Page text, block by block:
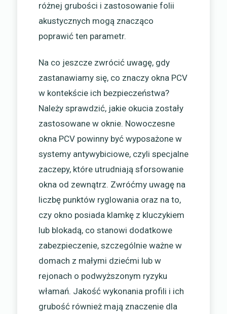
różnej grubości i zastosowanie folii
akustycznych mogą znacząco
poprawić ten parametr.
Na co jeszcze zwrócić uwagę, gdy
zastanawiamy się, co znaczy okna PCV
w kontekście ich bezpieczeństwa?
Należy sprawdzić, jakie okucia zostały
zastosowane w oknie. Nowoczesne
okna PCV powinny być wyposażone w
systemy antywybiciowe, czyli specjalne
zaczepy, które utrudniają sforsowanie
okna od zewnątrz. Zwróćmy uwagę na
liczbę punktów ryglowania oraz na to,
czy okno posiada klamkę z kluczykiem
lub blokadą, co stanowi dodatkowe
zabezpieczenie, szczególnie ważne w
domach z małymi dziećmi lub w
rejonach o podwyższonym ryzyku
włamań. Jakość wykonania profili i ich
grubość również mają znaczenie dla